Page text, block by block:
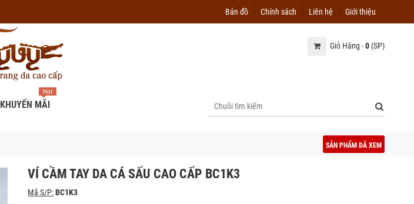
Bản đồ Chính sách Liên hệ Giới thiệu
Giỏ Hàng -0(SP)
KHUYẾN MÃI
Hot
SẢN PHẨM ĐÃ XEM
VÍ CẦM TAY DA CÁ SẤU CAO CẤP BC1K3
Mã S/P:BC1K3